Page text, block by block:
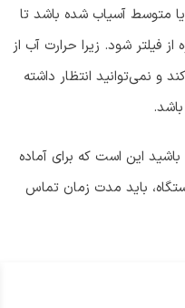
متوسط آسیاب شده باشد تا
شود. زیرا حرارت آب از
و نمی‌توانید انتظار داشته
این است که برای آماده
باید مدت زمان تماس